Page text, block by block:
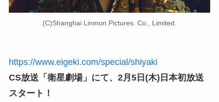
(C)Shanghai Linmon Pictures. Co., Limited.
https://www.eigeki.com/special/shiyaki
CS放送「衛星劇場」にて、2月5日(木)日本初放送
スタート！